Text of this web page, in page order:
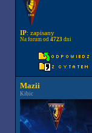
IP: zapisany
Na forum od 4723dni
Mazii
Kibic